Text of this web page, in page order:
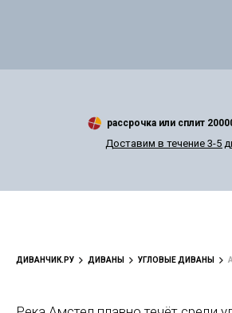
рассрочка или сплит
Доставим в течение 3-5
ДИВАНЧИК.РУ ДИВАНЫ УГЛОВЫЕ ДИВАНЫ